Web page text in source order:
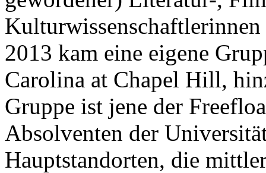
2013 kam eine eigene
Carolina at Chapel Hill,
Gruppe ist jene der
Absolventen der
Hauptstandorten, die